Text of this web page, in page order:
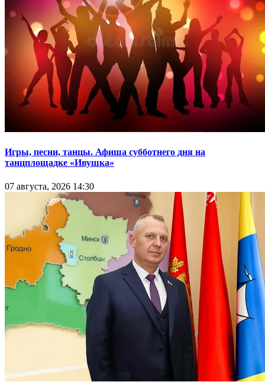
Игры, песни, танцы. Афиша субботнего дня на
танцплощадке «Ивушка»
07 августа, 2026 14:30